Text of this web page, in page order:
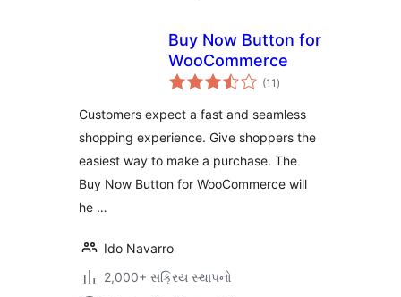
Buy Now Button for
WooCommerce
(11 કુલ
રેટિંગ્સ
)
Customers expect a fast and seamless
shopping experience. Give shoppers the
easiest way to make a purchase. The
Buy Now Button for WooCommerce will
he …
Ido Navarro
2,000+ સક્રિય સ્થાપનો